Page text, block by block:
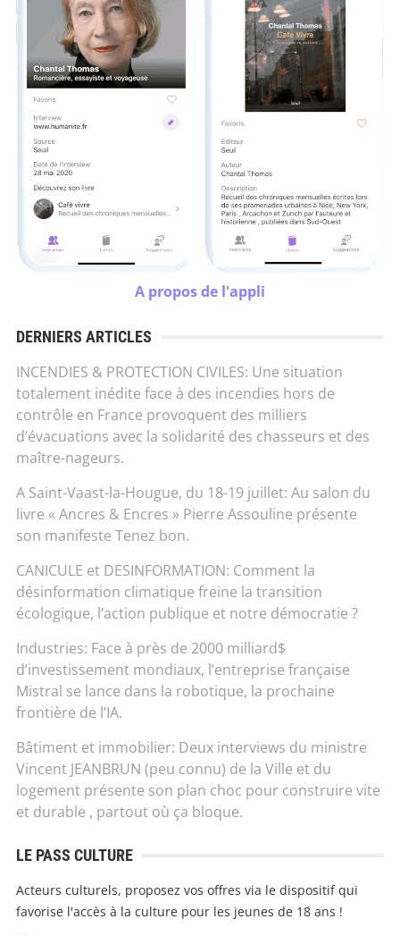
A propos de l'appli
DERNIERS ARTICLES
INCENDIES & PROTECTION CIVILES: Une situation
totalement inédite face à des incendies hors de
contrôle en France provoquent des milliers
d’évacuations avec la solidarité des chasseurs et des
maître-nageurs.
A Saint-Vaast-la-Hougue, du 18-19 juillet: Au salon du
livre « Ancres & Encres » Pierre Assouline présente
son manifeste Tenez bon.
CANICULE et DESINFORMATION: Comment la
désinformation climatique freine la transition
écologique, l’action publique et notre démocratie ?
Industries: Face à près de 2000 milliard$
d’investissement mondiaux, l’entreprise française
Mistral se lance dans la robotique, la prochaine
frontière de l’IA.
Bâtiment et immobilier: Deux interviews du ministre
Vincent JEANBRUN (peu connu) de la Ville et du
logement présente son plan choc pour construire vite
et durable , partout où ça bloque.
LE PASS CULTURE
Acteurs culturels, proposez vos offres via le dispositif qui
favorise l'accès à la culture pour les jeunes de 18 ans !